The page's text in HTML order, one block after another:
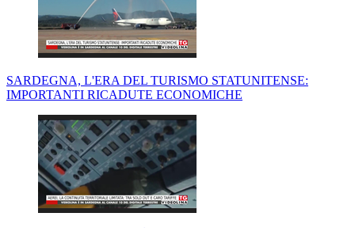
SARDEGNA, L'ERA DEL TURISMO STATUNITENSE:
IMPORTANTI RICADUTE ECONOMICHE